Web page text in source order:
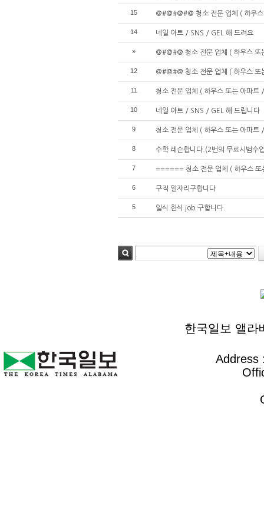
15 @#@#@#@ 청소 전문 업체 ( 하우
14 네일 아트 / SNS / GEL 해 드려요
» @#@#@ 청소 전문 업체 ( 하우스 또
12 @#@#@ 청소 전문 업체 ( 하우스
11 청소 전문 업체 ( 하우스 또는 아파트
10 네일 아트 / SNS / GEL 해 드립니다
9 청소 전문 업체 ( 하우스 또는 아파트
8 수학 레슨합니다.(2번의 무료시범수
7 ====== 청소 전문 업체 ( 하우스
6 구직 일자리구합니다
5 일식 한식 job 구합니다.
한국일보 앨라
Address